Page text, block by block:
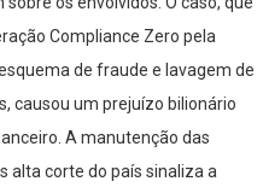
Compliance Zero pela
de fraude e lavagem de
causou um prejuízo bilionário
A manutenção das
alta corte do país sinaliza a